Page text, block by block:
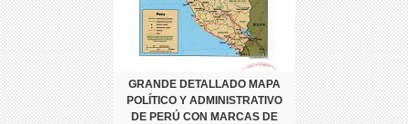
GRANDE DETALLADO MAPA
POLÍTICO Y ADMINISTRATIVO
DE PERÚ CON MARCAS DE